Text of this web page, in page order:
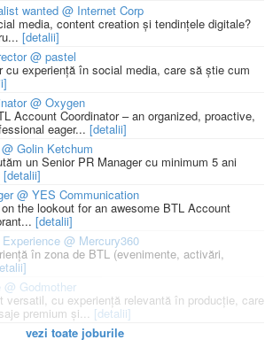
wanted @ Internet Corp
media, content creation și tendințele digitale?
[detalii]
@ pastel
cu experiență în social media, care să știe cum
@ Oxygen
Account Coordinator – an organized, proactive,
eager... [detalii]
Golin Ketchum
un Senior PR Manager cu minimum 5 ani
[detalii]
@ YES Communication
the lookout for an awesome BTL Account
[detalii]
@ Mercury360
în zona de BTL (evenimente, activări,
Godmother
versatil, cu experiență relevantă în producție, care
premium și... [detalii]
vezi toate joburile